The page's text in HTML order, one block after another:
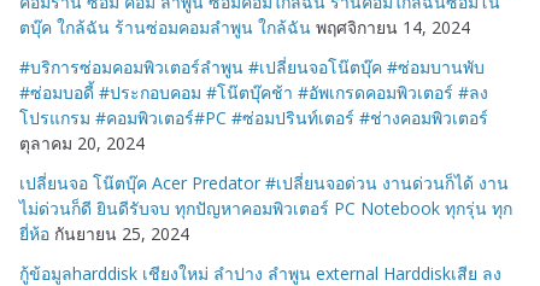
ตบุ๊ค ใกล้ฉัน ร้านซ่อมคอมลำพูน ใกล้ฉัน พฤศจิกายน 14, 2024
#บริการซ่อมคอมพิวเตอร์ลำพูน #เปลี่ยนจอโน๊ตบุ๊ค #ซ่อมบานพับ
#ซ่อมบอดี้ #ประกอบคอม #โน๊ตบุ๊คช้า #อัพเกรดคอมพิวเตอร์ #ลง
โปรแกรม #คอมพิวเตอร์#PC #ซ่อมปรินท์เตอร์ #ช่างคอมพิวเตอร์
ตุลาคม 20, 2024
เปลี่ยนจอ โน๊ตบุ๊ค Acer Predator #เปลี่ยนจอด่วน งานด่วนก็ได้ งาน
ไม่ด่วนก็ดี ยินดีรับจบ ทุกปัญหาคอมพิวเตอร์ PC Notebook ทุกรุ่น ทุก
ยี่ห้อ กันยายน 25, 2024
กู้ข้อมูลharddisk เชียงใหม่ ลำปาง ลำพูน external Harddiskเสีย ลง